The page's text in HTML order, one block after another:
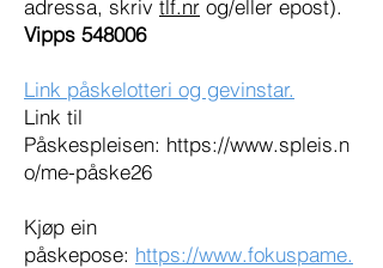
adressa, skriv tlf.nr og/eller epost).
Vipps 548006
Link påskelotteri og gevinstar.
Link til
Påskespleisen: https://www.spleis.n
o/me-påske26
Kjøp ein
påskepose: https://www.fokuspame.